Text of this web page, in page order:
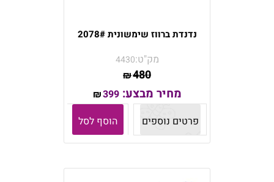
נדנדת ברווז שימשונית 2078#
מק"ט:4430
₪480
מחיר מבצע: ₪399
פרטים נוספים
הוסף לסל